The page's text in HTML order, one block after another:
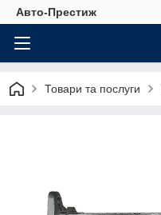
Авто-Престиж
Товари та послуги